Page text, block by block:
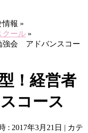
情報 »
クール »
強会 アドバンスコー
！経営者
コース
: 2017年3月21日
カテ